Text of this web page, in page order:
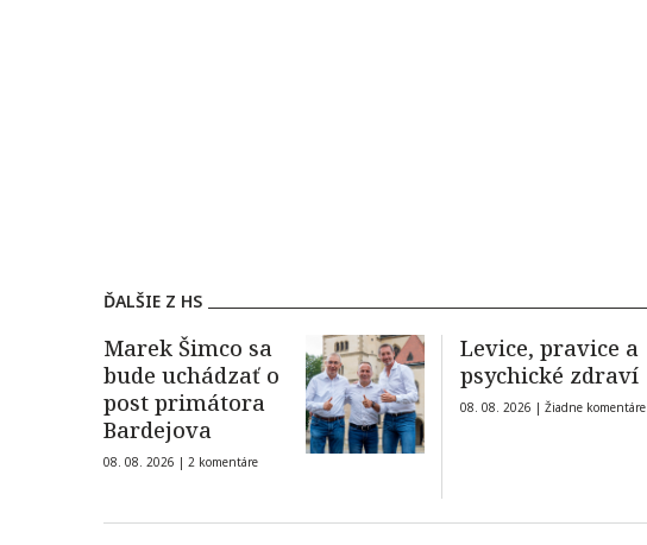
ĎALŠIE Z HS
Marek Šimco sa
bude uchádzať o
post primátora
Bardejova
08. 08. 2026 | 2 komentáre
Levice, pravice a
psychické zdraví
08. 08. 2026 | Žiadne komentáre